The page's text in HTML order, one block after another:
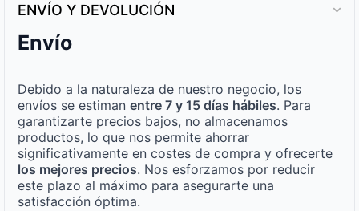
ENVÍO Y DEVOLUCIÓN
Envío
Debido a la naturaleza de nuestro negocio, los
envíos se estiman entre 7 y 15 días hábiles. Para
garantizarte precios bajos, no almacenamos
productos, lo que nos permite ahorrar
significativamente en costes de compra y ofrecerte
los mejores precios. Nos esforzamos por reducir
este plazo al máximo para asegurarte una
satisfacción óptima.